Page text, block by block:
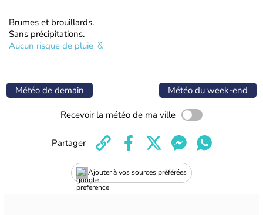
Brumes et brouillards.
Sans précipitations.
Aucun risque de pluie
Météo de demain Météo du week-end
Recevoir la météo de ma ville
Ajouter à vos sources préférées
Partager